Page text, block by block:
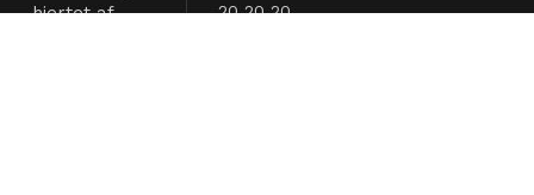
hjertet af
20 20 20